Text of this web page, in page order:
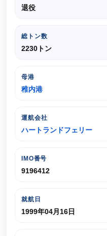
退役
総トン数
2230トン
母港
稚内港
運航会社
ハートランドフェリー
IMO番号
9196412
就航日
1999年04月16日